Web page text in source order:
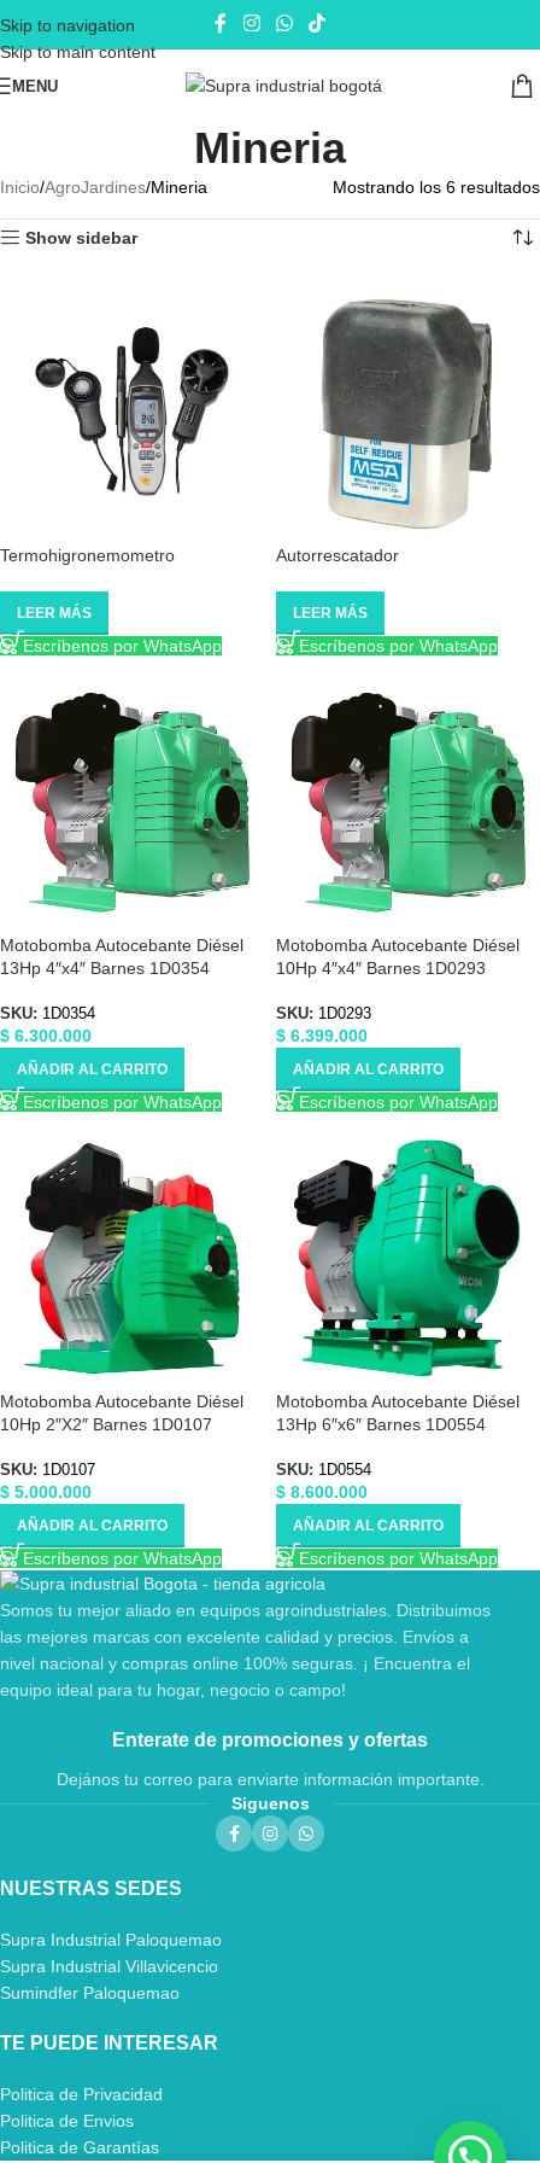
Skip to navigation
Skip to main content
MENU
Mineria
Inicio AgroJardines Mineria Mostrando los 6 resultados
Show sidebar
Termohigronemometro
LEER MÁS
Escríbenos por WhatsApp
Autorrescatador
LEER MÁS
Escríbenos por WhatsApp
Motobomba Autocebante Diésel
13Hp 4″x4″ Barnes 1D0354
SKU: 1D0354
$ 6.300.000
AÑADIR AL CARRITO
Escríbenos por WhatsApp
Motobomba Autocebante Diésel
10Hp 4″x4″ Barnes 1D0293
SKU: 1D0293
$ 6.399.000
AÑADIR AL CARRITO
Escríbenos por WhatsApp
Motobomba Autocebante Diésel
10Hp 2″X2″ Barnes 1D0107
SKU: 1D0107
$ 5.000.000
AÑADIR AL CARRITO
Escríbenos por WhatsApp
Motobomba Autocebante Diésel
13Hp 6″x6″ Barnes 1D0554
SKU: 1D0554
$ 8.600.000
AÑADIR AL CARRITO
Escríbenos por WhatsApp
Somos tu mejor aliado en equipos agroindustriales. Distribuimos
las mejores marcas con excelente calidad y precios. Envíos a
nivel nacional y compras online 100% seguras. ¡ Encuentra el
equipo ideal para tu hogar, negocio o campo!
Enterate de promociones y ofertas
Dejános tu correo para enviarte información importante.
Siguenos
NUESTRAS SEDES
Supra Industrial Paloquemao
Supra Industrial Villavicencio
Sumindfer Paloquemao
TE PUEDE INTERESAR
Politica de Privacidad
Politica de Envios
Politica de Garantías